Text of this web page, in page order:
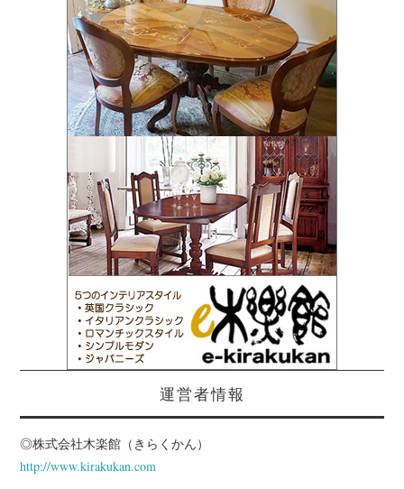
運営者情報
◎株式会社木楽館（きらくかん）
http://www.kirakukan.com